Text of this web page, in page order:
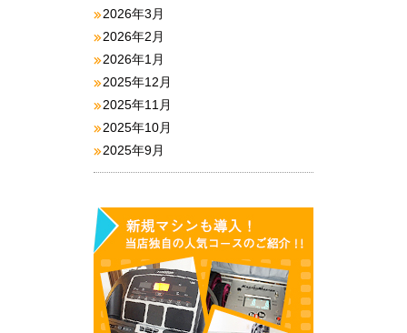
2026年3月
2026年2月
2026年1月
2025年12月
2025年11月
2025年10月
2025年9月